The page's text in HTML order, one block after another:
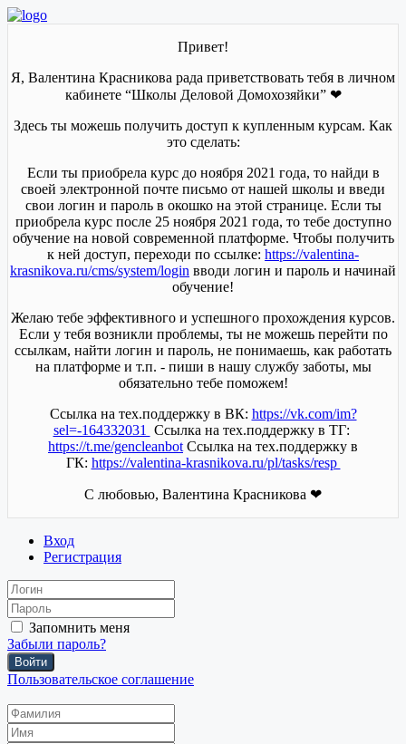
Привет!
Я, Валентина Красникова рада приветствовать тебя в личном
кабинете “Школы Деловой Домохозяйки” ❤
Здесь ты можешь получить доступ к купленным курсам. Как
это сделать:
Если ты приобрела курс до ноября 2021 года, то найди в
своей электронной почте письмо от нашей школы и введи
свои логин и пароль в окошко на этой странице. Если ты
приобрела курс после 25 ноября 2021 года, то тебе доступно
обучение на новой современной платформе. Чтобы получить
к ней доступ, переходи по ссылке: https://valentina-
krasnikova.ru/cms/system/login вводи логин и пароль и начинай
обучение!
Желаю тебе эффективного и успешного прохождения курсов.
Если у тебя возникли проблемы, ты не можешь перейти по
ссылкам, найти логин и пароль, не понимаешь, как работать
на платформе и т.п. - пиши в нашу службу заботы, мы
обязательно тебе поможем!
Ссылка на тех.поддержку в ВК: https://vk.com/im?
sel=-164332031
Ссылка на тех.поддержку в ТГ:
https://t.me/gencleanbot Ссылка на тех.поддержку в
ГК: https://valentina-krasnikova.ru/pl/tasks/resp
С любовью, Валентина Красникова ❤
Вход
Регистрация
Запомнить меня
Забыли пароль?
Войти
Пользовательское соглашение